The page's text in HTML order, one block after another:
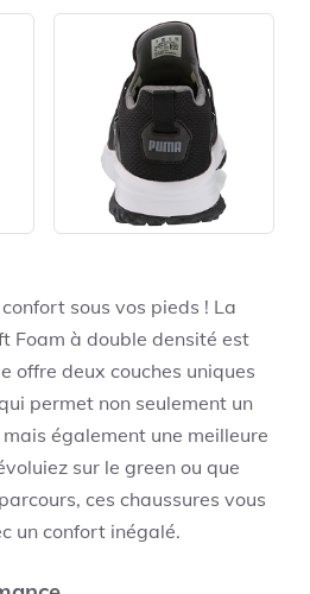
sous vos pieds ! La
Foam à double densité est
offre deux couches uniques
permet non seulement un
également une meilleure
sur le green ou que
ces chaussures vous
un confort inégalé.